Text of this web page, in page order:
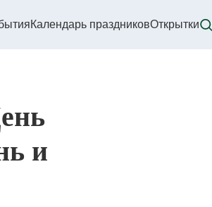
Календарь праздниковОткрытки
и